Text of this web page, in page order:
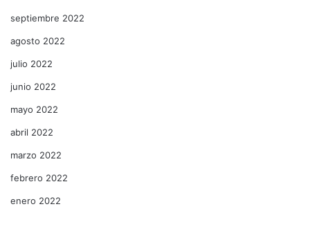
septiembre 2022
agosto 2022
julio 2022
junio 2022
mayo 2022
abril 2022
marzo 2022
febrero 2022
enero 2022